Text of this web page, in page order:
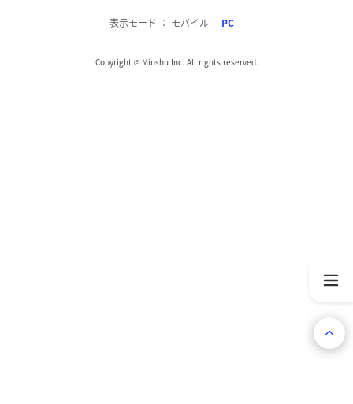
表示モード モバイル PC
Copyright © Minshu Inc. All rights reserved.